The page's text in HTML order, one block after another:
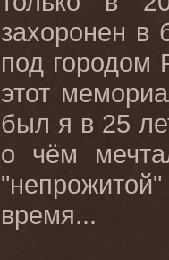
захоронен в
под городом
этот
был я в 25
о чём
время...